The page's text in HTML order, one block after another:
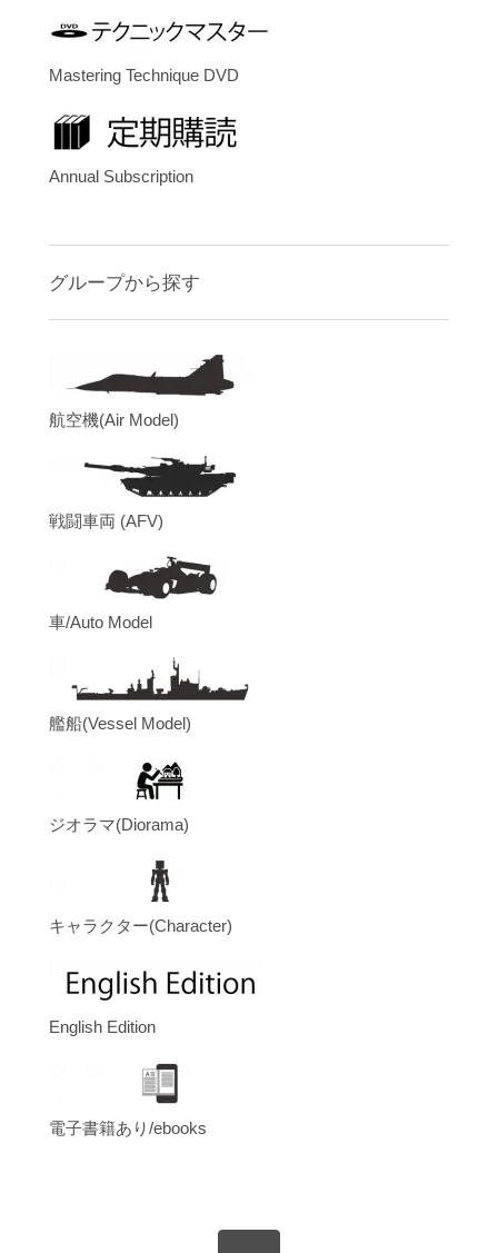
Mastering Technique DVD
Annual Subscription
グループから探す
航空機(Air Model)
戦闘車両 (AFV)
車/Auto Model
艦船(Vessel Model)
ジオラマ(Diorama)
キャラクター(Character)
English Edition
電子書籍あり/ebooks